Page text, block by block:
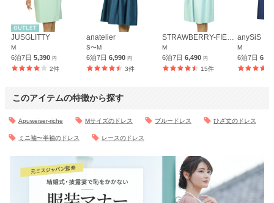
JUSGLITTY
M
6泊7日 5,390 円
2件
anatelier
S〜M
6泊7日6,990円
3件
STRAWBERRY-FIELDS
M
6泊7日 6,490 円
15件
anySiS
M
6泊7日
このアイテムの特徴から探す
Apuweiser-riche Mサイズのドレス ブルードレス ひざ丈のドレス
ミニ袖〜半袖のドレス レースのドレス